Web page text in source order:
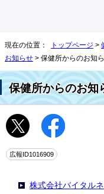
現在の位置： トップページ >
お知らせ > 保健所からのお知
保健所からのお知
広報ID1016909
株式会社バイタル